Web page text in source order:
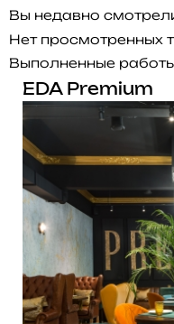
Вы недавно
Нет просмотренных
Выполненные
EDA Premium